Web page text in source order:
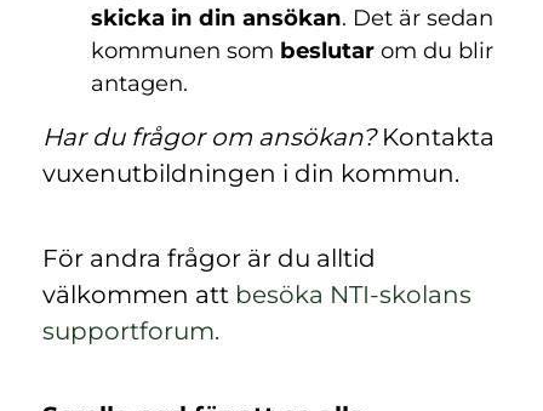
skicka in din ansökan. Det är sedan
kommunen som beslutar om du blir
antagen.
Har du frågor om ansökan?Kontakta
vuxenutbildningen i din kommun.
För andra frågor är du alltid
välkommen att besöka NTI-skolans
supportforum.